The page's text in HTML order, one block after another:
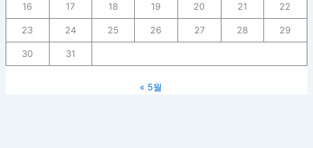
16 17 18 19 20 21 22
23 24 25 26 27 28 29
30 31
« 5월